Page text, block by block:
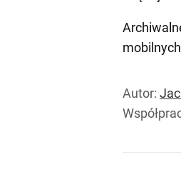
mobilnych
Autor: